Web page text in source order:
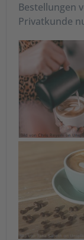
Bestellungen
Privatkunde